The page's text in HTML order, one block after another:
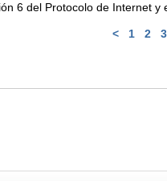
6 del Protocolo de Internet y
< 1 2 3